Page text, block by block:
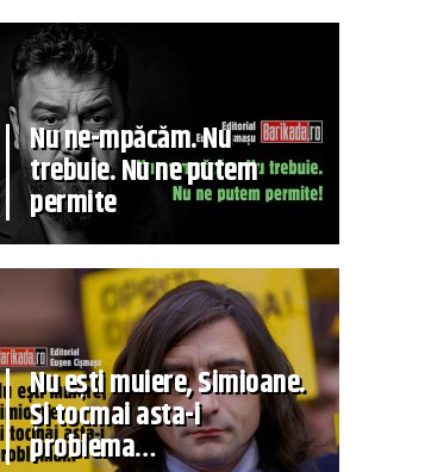
Nu ne-mpăcăm. Nu
trebuie. Nu ne putem
permite
Nu ești muiere, Simioane.
Și tocmai asta-i
problema…